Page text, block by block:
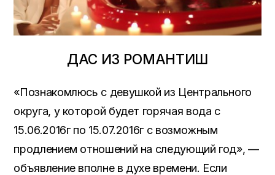
ДАС ИЗ РОМАНТИШ
«Познакомлюсь с девушкой из Центрального
округа, у которой будет горячая вода с
15.06.2016г по 15.07.2016г с возможным
продлением отношений на следующий год», —
объявление вполне в духе времени. Если